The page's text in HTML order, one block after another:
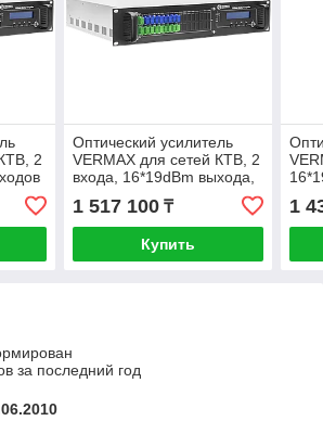
2
Оптический усилитель
VERMAX для сетей КТВ, 2
входа, 16*19dBm выхода,
WDM фильтр PON
1 517 100₸
Купить
1
за последний год